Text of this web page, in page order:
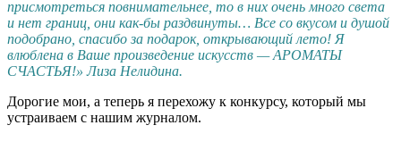
присмотреться повнимательнее, то в них очень много света
и нет границ, они как-бы раздвинуты… Все со вкусом и душой
подобрано, спасибо за подарок, открывающий лето! Я
влюблена в Ваше произведение искусств — АРОМАТЫ
СЧАСТЬЯ!» Лиза Нелидина.
Дорогие мои, а теперь я перехожу к конкурсу, который мы
устраиваем с нашим журналом.